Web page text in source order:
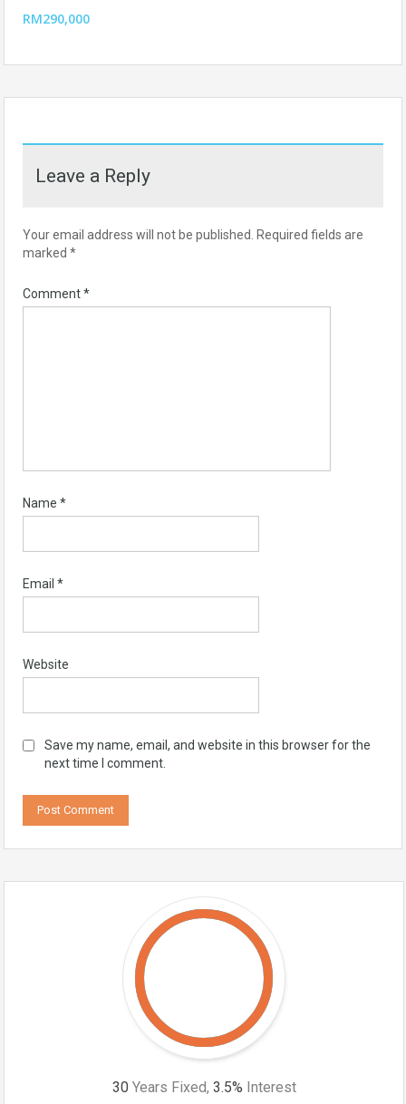
RM290,000
Leave a Reply
Your email address will not be published.
Required fields are
marked *
Comment*
Name *
Email *
Website
Save my name, email, and website in this browser for the
next time I comment.
30 Years Fixed, 3.5% Interest